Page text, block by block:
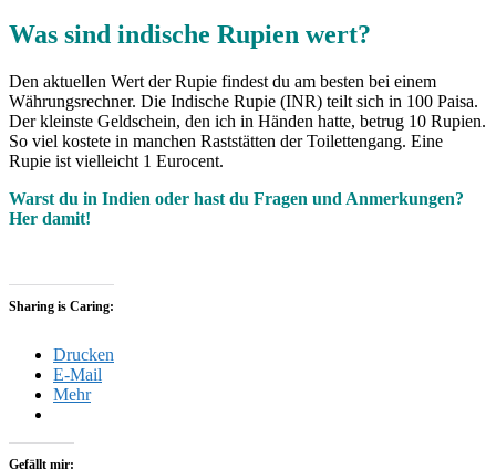
Was sind indische Rupien wert?
Den aktuellen Wert der Rupie findest du am besten bei einem
Währungsrechner. Die Indische Rupie (INR) teilt sich in 100 Paisa.
Der kleinste Geldschein, den ich in Händen hatte, betrug 10 Rupien.
So viel kostete in manchen Raststätten der Toilettengang. Eine
Rupie ist vielleicht 1 Eurocent.
Warst du in Indien oder hast du Fragen und Anmerkungen?
Her damit!
Sharing is Caring:
Drucken
E-Mail
Mehr
Gefällt mir: